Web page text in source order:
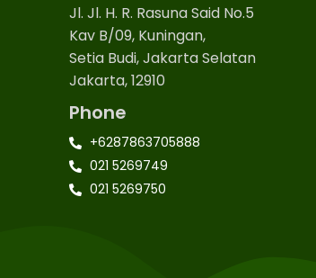
Jl. Jl. H. R. Rasuna Said No.5
Kav B/09, Kuningan,
Setia Budi, Jakarta Selatan
Jakarta, 12910
Phone
+6287863705888
021 5269749
021 5269750